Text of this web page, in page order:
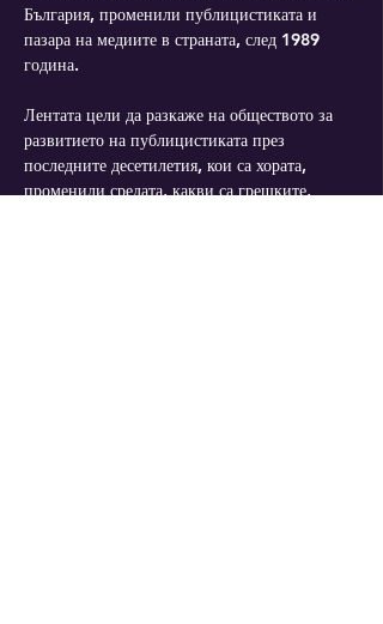
България, променили публицистиката и
пазара на медиите в страната, след 1989
година.
Лентата цели да разкаже на обществото за
развитието на публицистиката през
последните десетилетия, кои са хората,
променили средата, какви са грешките,